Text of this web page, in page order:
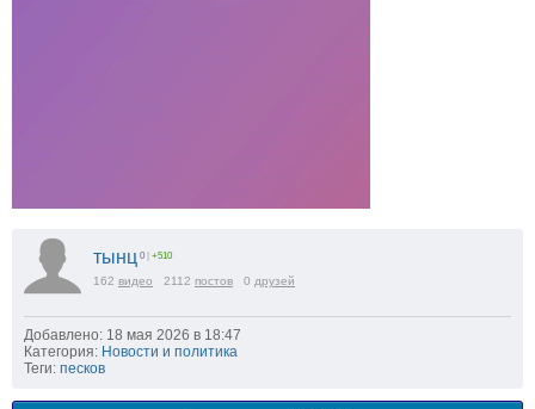
тынц 0 +510
162 видео 2112 постов 0 друзей
Добавлено: 18 мая 2026 в 18:47
Категория: Новости и политика
Теги: песков